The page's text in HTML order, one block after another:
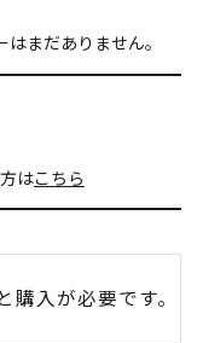
まだありません。
はこちら
と購入が必要です。